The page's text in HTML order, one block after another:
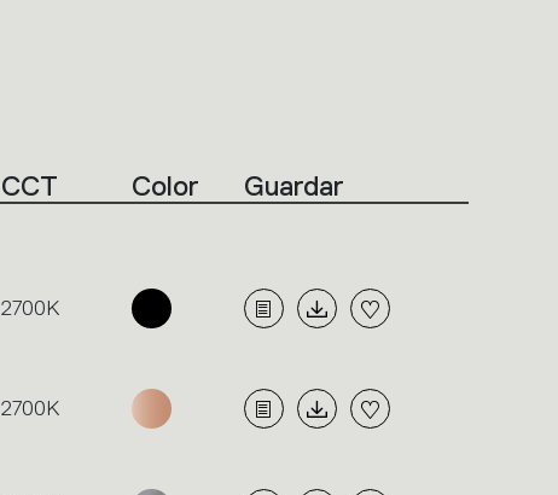
CCT Color Guardar
2700K
2700K